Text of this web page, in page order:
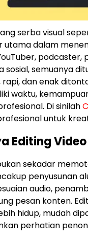
serba visual
utama dalam
podcaster,
sosial, semuanya
dan enak
waktu,
Di sinilah
untuk
Editing
sekadar
penyusunan
audio,
pesan konten.
hidup, mudah
perhatian